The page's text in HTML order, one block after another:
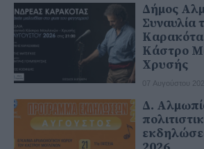
Δήμος
Συναυλία
Καρακότα
Κάστρο
Χρυσής
07 Αυγούστου
Δ.